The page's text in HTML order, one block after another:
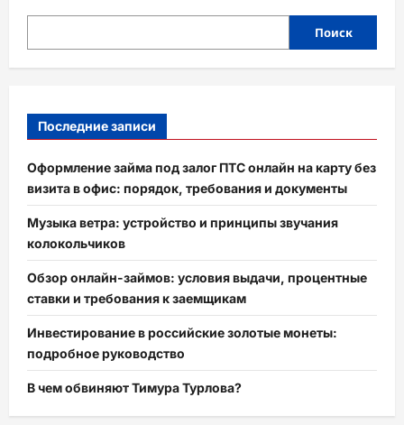
Поиск
Последние записи
Оформление займа под залог ПТС онлайн на карту без
визита в офис: порядок, требования и документы
Музыка ветра: устройство и принципы звучания
колокольчиков
Обзор онлайн-займов: условия выдачи, процентные
ставки и требования к заемщикам
Инвестирование в российские золотые монеты:
подробное руководство
В чем обвиняют Тимура Турлова?